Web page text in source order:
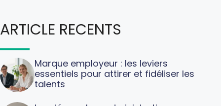
ARTICLE RECENTS
Marque employeur : les leviers
essentiels pour attirer et fidéliser les
talents